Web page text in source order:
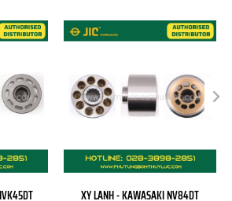
XY LANH - KAWASAKI NV84DT